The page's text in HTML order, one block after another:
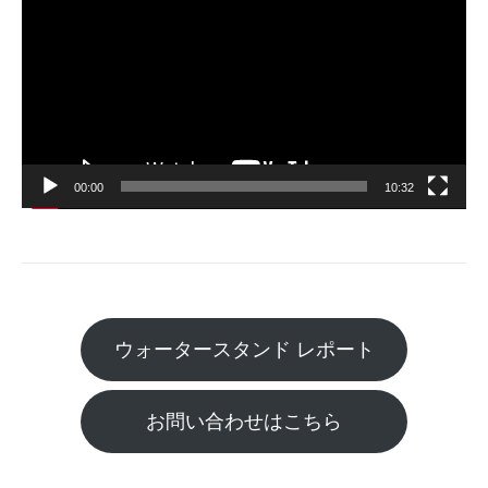
00:00 10:32
ウォータースタンド レポート
お問い合わせはこちら